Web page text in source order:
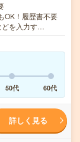
OK！履歴書不要
どを入力す…
50代 60代
詳しく見る